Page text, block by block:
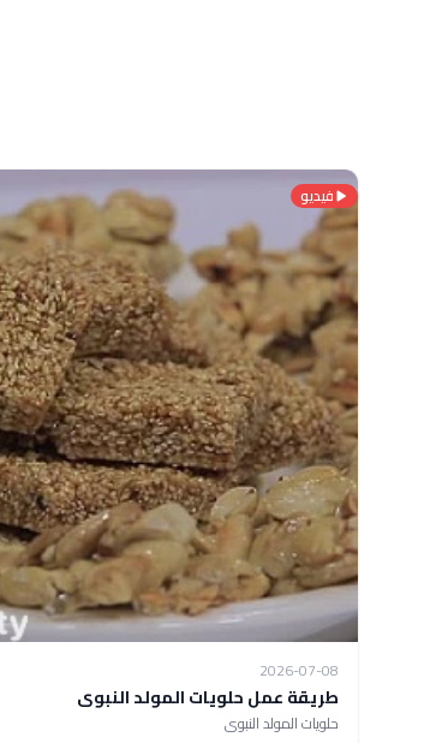
فيديو
2026-07-08
طريقة عمل حلويات المولد النبوى
حلويات المولد النبوى